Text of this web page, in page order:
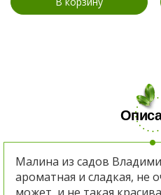
Малина из садов
ароматная и сладкая, не